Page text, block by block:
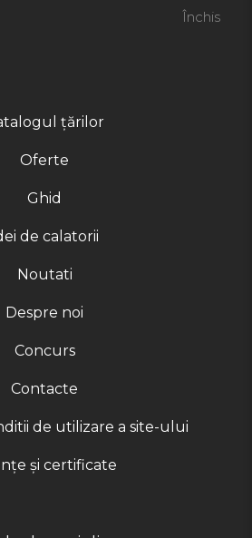
țărilor
Oferte
Ghid
de calatorii
Noutati
Despre noi
Concurs
Contacte
de utilizare a site-ului
și certificate
Închis